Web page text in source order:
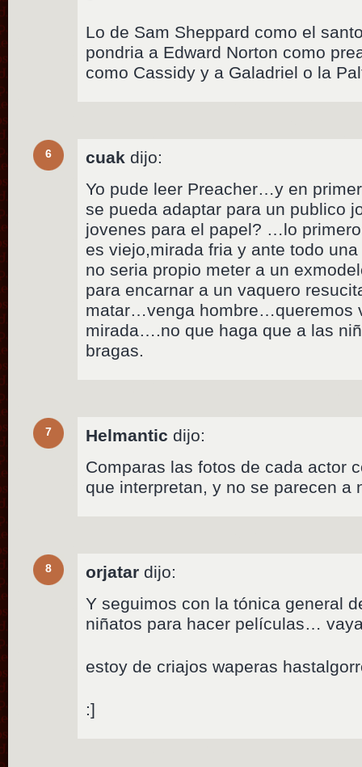
Lo de Sam Sheppard como el
pondria a Edward Norton como
como Cassidy y a Galadriel o la
6 cuak dijo:
Yo pude leer Preacher…y en
se pueda adaptar para un publico
jovenes para el papel? …lo
es viejo,mirada fria y ante todo
no seria propio meter a un
para encarnar a un vaquero
matar…venga hombre…queremos
mirada….no que haga que a las
bragas.
7 Helmantic dijo:
Comparas las fotos de cada actor
que interpretan, y no se parecen
8 orjatar dijo:
Y seguimos con la tónica general
niñatos para hacer películas…
estoy de criajos waperas
:]